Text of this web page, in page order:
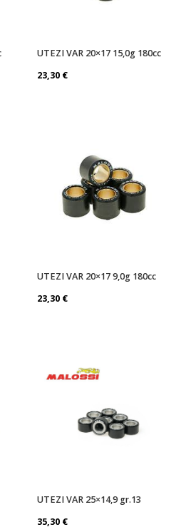
UTEZI VAR 20×17 15,0g 180cc
23,30 €
UTEZI VAR 20×17 9,0g 180cc
23,30 €
UTEZI VAR 25×14,9 gr.13
35,30 €